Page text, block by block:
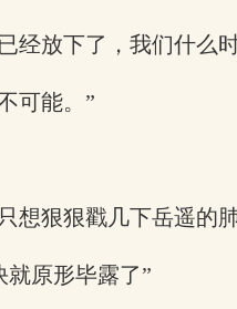
经放下了，我们什么
可能。”
想狠狠戳几下岳遥的
原形毕露了”